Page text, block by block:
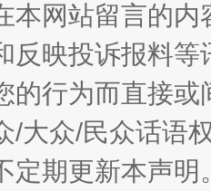
本网站留言的内
反映投诉报料
的行为而直接
/大众/民众话语
定期更新本声明